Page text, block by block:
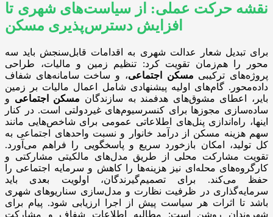
نقشه حرکت عملی: از سیاست‌های شهری تا
افزایش دسترس‌پذیری مسکن
برای تبدیل شعار عدالت شهری به اقدامات قابل‌سنجش باید سه
محور را هم‌زمان تقویت کرد: تنظیم زمین و مالیات، طراحی
پروژه‌های ترکیبی مسکن اجتماعی، و ساخت سامانه‌های شفاف
داده‌محور. گام‌های اولیه پیشنهادی شامل اعمال مالیات بر زمین
بایر، اعطای مشوق‌های هدفمند به سازندگان مسکن اجتماعی و
ساده‌سازی مجوزها برای کنسرسیوم‌های غیردولتی است. در کنار
اینها، راه‌اندازی پنل‌های اطلاعاتی عمومی برای شاخص‌هایی مانند
سهم هزینه مسکن از درآمد خانوار و نسبت واحدهای اجتماعی به
کل تولید، امکان بازخورد سریع و پاسخگویی را فراهم می‌آورد.
تقویت مشارکت محلی از طریق مدل‌های مالکیتی مشارکتی و
کارگروه‌های محله‌ای نیز هزینه‌ها را کاهش و سرمایه اجتماعی را
حفظ می‌کند. برای تصمیم‌گیرندگان، اولویت بعدی باید
سرمایه‌گذاری در ظرفیت نظارت و مدل‌سازی سناریوهای شهری
باشد تا اثرات هر سیاست پیش از اجرا ارزیابی شود. پیام برای
شهروندان روشن است: مطالبه اطلاعات شفاف و مشارکت